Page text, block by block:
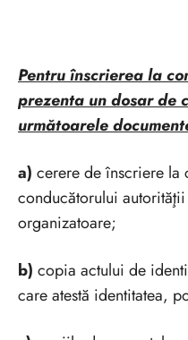
Pentru înscrierea la
prezenta un dosar de
următoarele
a) cerere de înscriere la
conducătorului
organizatoare;
b) copia actului de
care atestă identitatea,